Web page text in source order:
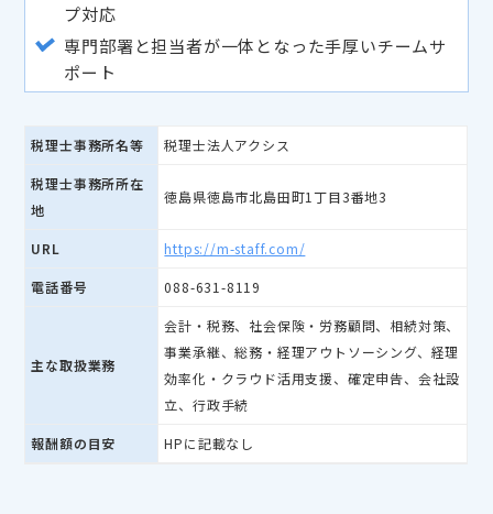
プ対応
専門部署と担当者が一体となった手厚いチームサ
ポート
税理士事務所名等 税理士法人アクシス
税理士事務所所在
地
徳島県徳島市北島田町1丁目3番地3
URL https://m-staff.com/
電話番号 088-631-8119
主な取扱業務
会計・税務、社会保険・労務顧問、相続対策、
事業承継、総務・経理アウトソーシング、経理
効率化・クラウド活用支援、確定申告、会社設
立、行政手続
報酬額の目安 HPに記載なし